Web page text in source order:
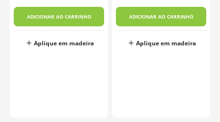
ADICIONAR AO CARRINHO
Aplique em madeira
ADICIONAR AO CARRINHO
Aplique em madeira